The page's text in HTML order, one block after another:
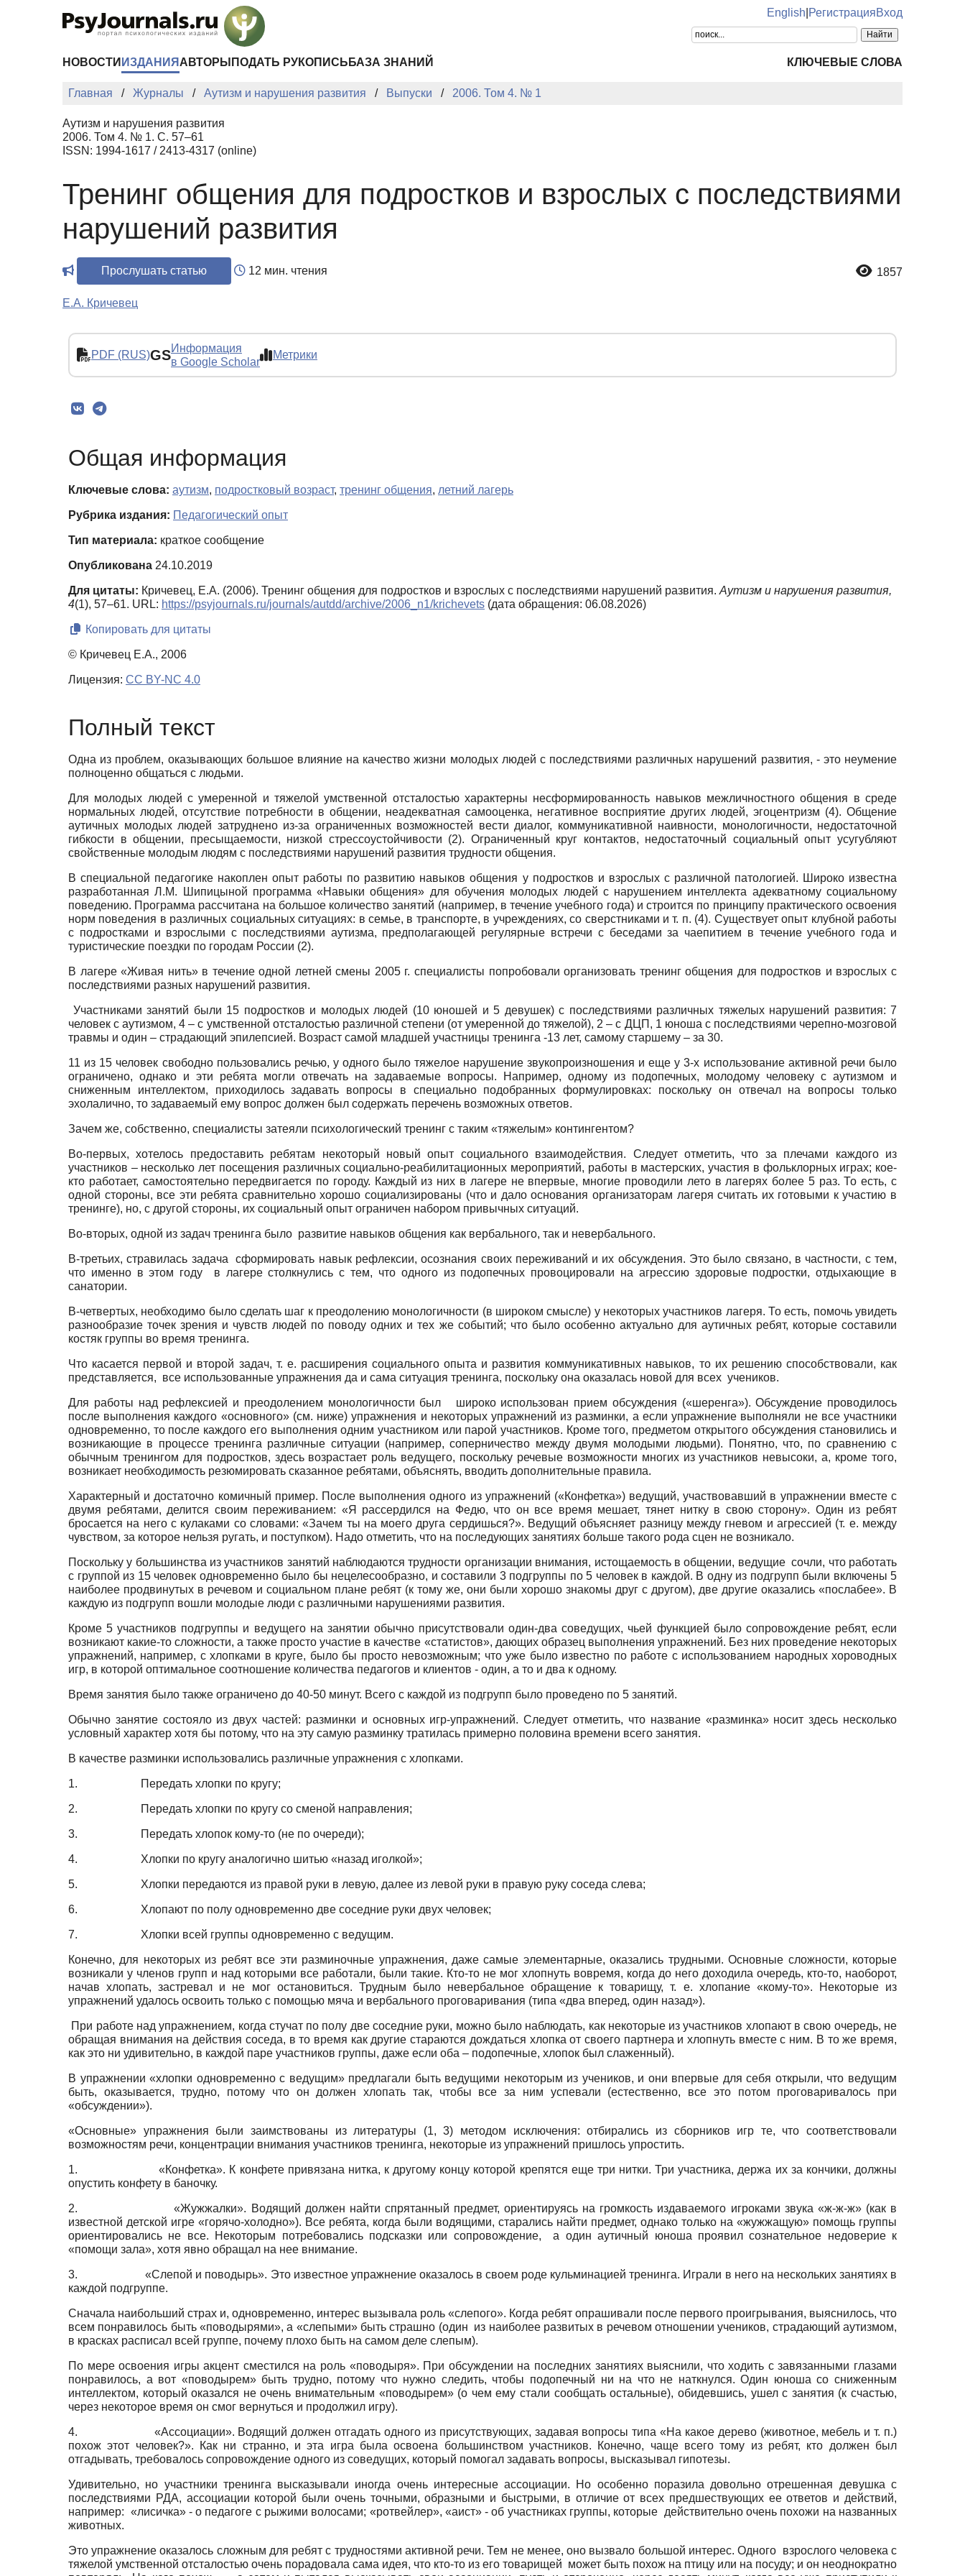
English РегистрацияВход
НОВОСТИ ИЗДАНИЯ АВТОРЫ ПОДАТЬ РУКОПИСЬ БАЗА ЗНАНИЙ КЛЮЧЕВЫЕ СЛОВА
Главная Журналы Аутизм и нарушения развития Выпуски 2006. Том 4. № 1
Аутизм и нарушения развития
2006. Том 4. № 1. С. 57–61
ISSN: 1994-1617 / 2413-4317 (online)
Тренинг общения для подростков и взрослых с последствиями
нарушений развития
Прослушать статью 12 мин. чтения 1857
Е.А. Кричевец
PDF (RUS)GSИнформация
в Google Scholar
Метрики
Общая информация
Ключевые слова: аутизм, подростковый возраст, тренинг общения, летний лагерь
Рубрика издания: Педагогический опыт
Тип материала: краткое сообщение
Опубликована 24.10.2019
Для цитаты: Кричевец, Е.А. (2006). Тренинг общения для подростков и взрослых с последствиями нарушений развития. Аутизм и нарушения развития,
4(1), 57–61. URL: https://psyjournals.ru/journals/autdd/archive/2006_n1/krichevets (дата обращения: 06.08.2026)
Копировать для цитаты
© Кричевец Е.А., 2006
Лицензия: CC BY-NC 4.0
Полный текст
Одна из проблем, оказывающих большое влияние на качество жизни молодых людей с последствиями различных нарушений развития, - это неумение
полноценно общаться с людьми.
Для молодых людей с умеренной и тяжелой умственной отсталостью характерны несформированность навыков межличностного общения в среде
нормальных людей, отсутствие потребности в общении, неадекватная самооценка, негативное восприятие других людей, эгоцентризм (4). Общение
аутичных молодых людей затруднено из-за ограниченных возможностей вести диалог, коммуникативной наивности, монологичности, недостаточной
гибкости в общении, пресыщаемости, низкой стрессоустойчивости (2). Ограниченный круг контактов, недостаточный социальный опыт усугубляют
свойственные молодым людям с последствиями нарушений развития трудности общения.
В специальной педагогике накоплен опыт работы по развитию навыков общения у подростков и взрослых с различной патологией. Широко известна
разработанная Л.М. Шипицыной программа «Навыки общения» для обучения молодых людей с нарушением интеллекта адекватному социальному
поведению. Программа рассчитана на большое количество занятий (например, в течение учебного года) и строится по принципу практического освоения
норм поведения в различных социальных ситуациях: в семье, в транспорте, в учреждениях, со сверстниками и т. п. (4). Существует опыт клубной работы
с подростками и взрослыми с последствиями аутизма, предполагающей регулярные встречи с беседами за чаепитием в течение учебного года и
туристические поездки по городам России (2).
В лагере «Живая нить» в течение одной летней смены 2005 г. специалисты попробовали организовать тренинг общения для подростков и взрослых с
последствиями разных нарушений развития.
Участниками занятий были 15 подростков и молодых людей (10 юношей и 5 девушек) с последствиями различных тяжелых нарушений развития: 7
человек с аутизмом, 4 – с умственной отсталостью различной степени (от умеренной до тяжелой), 2 – с ДЦП, 1 юноша с последствиями черепно-мозговой
травмы и один – страдающий эпилепсией. Возраст самой младшей участницы тренинга -13 лет, самому старшему – за 30.
11 из 15 человек свободно пользовались речью, у одного было тяжелое нарушение звукопроизношения и еще у 3-х использование активной речи было
ограничено, однако и эти ребята могли отвечать на задаваемые вопросы. Например, одному из подопечных, молодому человеку с аутизмом и
сниженным интеллектом, приходилось задавать вопросы в специально подобранных формулировках: поскольку он отвечал на вопросы только
эхолалично, то задаваемый ему вопрос должен был содержать перечень возможных ответов.
Зачем же, собственно, специалисты затеяли психологический тренинг с таким «тяжелым» контингентом?
Во-первых, хотелось предоставить ребятам некоторый новый опыт социального взаимодействия. Следует отметить, что за плечами каждого из
участников – несколько лет посещения различных социально-реабилитационных мероприятий, работы в мастерских, участия в фольклорных играх; кое-
кто работает, самостоятельно передвигается по городу. Каждый из них в лагере не впервые, многие проводили лето в лагерях более 5 раз. То есть, с
одной стороны, все эти ребята сравнительно хорошо социализированы (что и дало основания организаторам лагеря считать их готовыми к участию в
тренинге), но, с другой стороны, их социальный опыт ограничен набором привычных ситуаций.
Во-вторых, одной из задач тренинга было развитие навыков общения как вербального, так и невербального.
В-третьих, стравилась задача сформировать навык рефлексии, осознания своих переживаний и их обсуждения. Это было связано, в частности, с тем,
что именно в этом году в лагере столкнулись с тем, что одного из подопечных провоцировали на агрессию здоровые подростки, отдыхающие в
санатории.
В-четвертых, необходимо было сделать шаг к преодолению монологичности (в широком смысле) у некоторых участников лагеря. То есть, помочь увидеть
разнообразие точек зрения и чувств людей по поводу одних и тех же событий; что было особенно актуально для аутичных ребят, которые составили
костяк группы во время тренинга.
Что касается первой и второй задач, т. е. расширения социального опыта и развития коммуникативных навыков, то их решению способствовали, как
представляется, все использованные упражнения да и сама ситуация тренинга, поскольку она оказалась новой для всех учеников.
Для работы над рефлексией и преодолением монологичности был широко использован прием обсуждения («шеренга»). Обсуждение проводилось
после выполнения каждого «основного» (см. ниже) упражнения и некоторых упражнений из разминки, а если упражнение выполняли не все участники
одновременно, то после каждого его выполнения одним участником или парой участников. Кроме того, предметом открытого обсуждения становились и
возникающие в процессе тренинга различные ситуации (например, соперничество между двумя молодыми людьми). Понятно, что, по сравнению с
обычным тренингом для подростков, здесь возрастает роль ведущего, поскольку речевые возможности многих из участников невысоки, а, кроме того,
возникает необходимость резюмировать сказанное ребятами, объяснять, вводить дополнительные правила.
Характерный и достаточно комичный пример. После выполнения одного из упражнений («Конфетка») ведущий, участвовавший в упражнении вместе с
двумя ребятами, делится своим переживанием: «Я рассердился на Федю, что он все время мешает, тянет нитку в свою сторону». Один из ребят
бросается на него с кулаками со словами: «Зачем ты на моего друга сердишься?». Ведущий объясняет разницу между гневом и агрессией (т. е. между
чувством, за которое нельзя ругать, и поступком). Надо отметить, что на последующих занятиях больше такого рода сцен не возникало.
Поскольку у большинства из участников занятий наблюдаются трудности организации внимания, истощаемость в общении, ведущие сочли, что работать
с группой из 15 человек одновременно было бы нецелесообразно, и составили 3 подгруппы по 5 человек в каждой. В одну из подгрупп были включены 5
наиболее продвинутых в речевом и социальном плане ребят (к тому же, они были хорошо знакомы друг с другом), две другие оказались «послабее». В
каждую из подгрупп вошли молодые люди с различными нарушениями развития.
Кроме 5 участников подгруппы и ведущего на занятии обычно присутствовали один-два соведущих, чьей функцией было сопровождение ребят, если
возникают какие-то сложности, а также просто участие в качестве «статистов», дающих образец выполнения упражнений. Без них проведение некоторых
упражнений, например, с хлопками в круге, было бы просто невозможным; что уже было известно по работе с использованием народных хороводных
игр, в которой оптимальное соотношение количества педагогов и клиентов - один, а то и два к одному.
Время занятия было также ограничено до 40-50 минут. Всего с каждой из подгрупп было проведено по 5 занятий.
Обычно занятие состояло из двух частей: разминки и основных игр-упражнений. Следует отметить, что название «разминка» носит здесь несколько
условный характер хотя бы потому, что на эту самую разминку тратилась примерно половина времени всего занятия.
В качестве разминки использовались различные упражнения с хлопками.
1. Передать хлопки по кругу;
2. Передать хлопки по кругу со сменой направления;
3. Передать хлопок кому-то (не по очереди);
4. Хлопки по кругу аналогично шитью «назад иголкой»;
5. Хлопки передаются из правой руки в левую, далее из левой руки в правую руку соседа слева;
6. Хлопают по полу одновременно две соседние руки двух человек;
7. Хлопки всей группы одновременно с ведущим.
Конечно, для некоторых из ребят все эти разминочные упражнения, даже самые элементарные, оказались трудными. Основные сложности, которые
возникали у членов групп и над которыми все работали, были такие. Кто-то не мог хлопнуть вовремя, когда до него доходила очередь, кто-то, наоборот,
начав хлопать, застревал и не мог остановиться. Трудным было невербальное обращение к товарищу, т. е. хлопание «кому-то». Некоторые из
упражнений удалось освоить только с помощью мяча и вербального проговаривания (типа «два вперед, один назад»).
При работе над упражнением, когда стучат по полу две соседние руки, можно было наблюдать, как некоторые из участников хлопают в свою очередь, не
обращая внимания на действия соседа, в то время как другие стараются дождаться хлопка от своего партнера и хлопнуть вместе с ним. В то же время,
как это ни удивительно, в каждой паре участников группы, даже если оба – подопечные, хлопок был слаженный).
В упражнении «хлопки одновременно с ведущим» предлагали быть ведущими некоторым из учеников, и они впервые для себя открыли, что ведущим
быть, оказывается, трудно, потому что он должен хлопать так, чтобы все за ним успевали (естественно, все это потом проговаривалось при
«обсуждении»).
«Основные» упражнения были заимствованы из литературы (1, 3) методом исключения: отбирались из сборников игр те, что соответствовали
возможностям речи, концентрации внимания участников тренинга, некоторые из упражнений пришлось упростить.
1. «Конфетка». К конфете привязана нитка, к другому концу которой крепятся еще три нитки. Три участника, держа их за кончики, должны
опустить конфету в баночку.
2. «Жужжалки». Водящий должен найти спрятанный предмет, ориентируясь на громкость издаваемого игроками звука «ж-ж-ж» (как в
известной детской игре «горячо-холодно»). Все ребята, когда были водящими, старались найти предмет, однако только на «жужжащую» помощь группы
ориентировались не все. Некоторым потребовались подсказки или сопровождение, а один аутичный юноша проявил сознательное недоверие к
«помощи зала», хотя явно обращал на нее внимание.
3. «Слепой и поводырь». Это известное упражнение оказалось в своем роде кульминацией тренинга. Играли в него на нескольких занятиях в
каждой подгруппе.
Сначала наибольший страх и, одновременно, интерес вызывала роль «слепого». Когда ребят опрашивали после первого проигрывания, выяснилось, что
всем понравилось быть «поводырями», а «слепыми» быть страшно (один из наиболее развитых в речевом отношении учеников, страдающий аутизмом,
в красках расписал всей группе, почему плохо быть на самом деле слепым).
По мере освоения игры акцент сместился на роль «поводыря». При обсуждении на последних занятиях выяснили, что ходить с завязанными глазами
понравилось, а вот «поводырем» быть трудно, потому что нужно следить, чтобы подопечный ни на что не наткнулся. Один юноша со сниженным
интеллектом, который оказался не очень внимательным «поводырем» (о чем ему стали сообщать остальные), обидевшись, ушел с занятия (к счастью,
через некоторое время он смог вернуться и продолжил игру).
4. «Ассоциации». Водящий должен отгадать одного из присутствующих, задавая вопросы типа «На какое дерево (животное, мебель и т. п.)
похож этот человек?». Как ни странно, и эта игра была освоена большинством участников. Конечно, чаще всего тому из ребят, кто должен был
отгадывать, требовалось сопровождение одного из соведущих, который помогал задавать вопросы, высказывал гипотезы.
Удивительно, но участники тренинга высказывали иногда очень интересные ассоциации. Но особенно поразила довольно отрешенная девушка с
последствиями РДА, ассоциации которой были очень точными, образными и быстрыми, в отличие от всех предшествующих ее ответов и действий,
например: «лисичка» - о педагоге с рыжими волосами; «ротвейлер», «аист» - об участниках группы, которые действительно очень похожи на названных
животных.
Это упражнение оказалось сложным для ребят с трудностями активной речи. Тем не менее, оно вызвало большой интерес. Одного взрослого человека с
тяжелой умственной отсталостью очень порадовала сама идея, что кто-то из его товарищей может быть похож на птицу или на посуду; и он неоднократно